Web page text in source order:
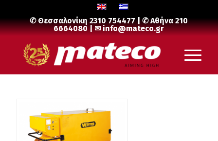
✆ Θεσσαλονίκη2310 754477| ✆ Αθήνα210
6664080| ✉info@mateco.gr